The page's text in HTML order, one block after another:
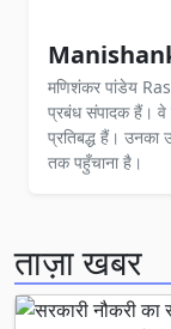
मणिशंकर पांडेय
प्रबंध संपादक हैं। वे
प्रतिबद्ध हैं। उनका
तक पहुँचाना है।
ताज़ा खबर